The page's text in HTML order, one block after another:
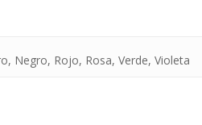
Negro, Rojo, Rosa, Verde, Violeta